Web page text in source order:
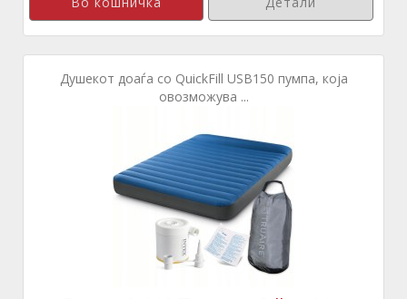
Душекот доаѓа со QuickFill USB150 пумпа, која
овозможува ...